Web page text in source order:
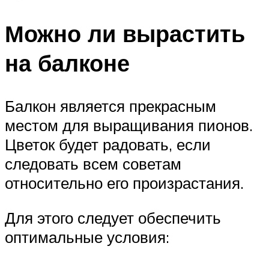
Можно ли вырастить
на балконе
Балкон является прекрасным
местом для выращивания пионов.
Цветок будет радовать, если
следовать всем советам
относительно его произрастания.
Для этого следует обеспечить
оптимальные условия: